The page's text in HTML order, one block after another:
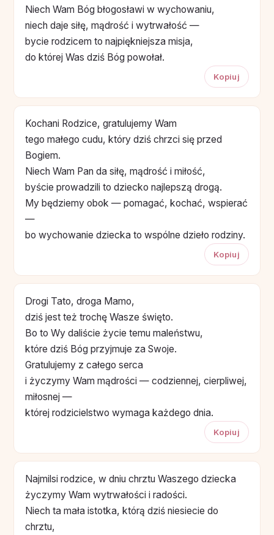
Niech Wam Bóg błogosławi w wychowaniu,
niech daje siłę, mądrość i wytrwałość —
bycie rodzicem to najpiękniejsza misja,
do której Was dziś Bóg powołał.
Kopiuj
Kochani Rodzice, gratulujemy Wam
tego małego cudu, który dziś chrzci się przed
Bogiem.
Niech Wam Pan da siłę, mądrość i miłość,
byście prowadzili to dziecko najlepszą drogą.
My będziemy obok — pomagać, kochać, wspierać
—
bo wychowanie dziecka to wspólne dzieło rodziny.
Kopiuj
Drogi Tato, droga Mamo,
dziś jest też trochę Wasze święto.
Bo to Wy daliście życie temu maleństwu,
które dziś Bóg przyjmuje za Swoje.
Gratulujemy z całego serca
i życzymy Wam mądrości — codziennej, cierpliwej,
miłosnej —
której rodzicielstwo wymaga każdego dnia.
Kopiuj
Najmilsi rodzice, w dniu chrztu Waszego dziecka
życzymy Wam wytrwałości i radości.
Niech ta mała istotka, którą dziś niesiecie do
chrztu,